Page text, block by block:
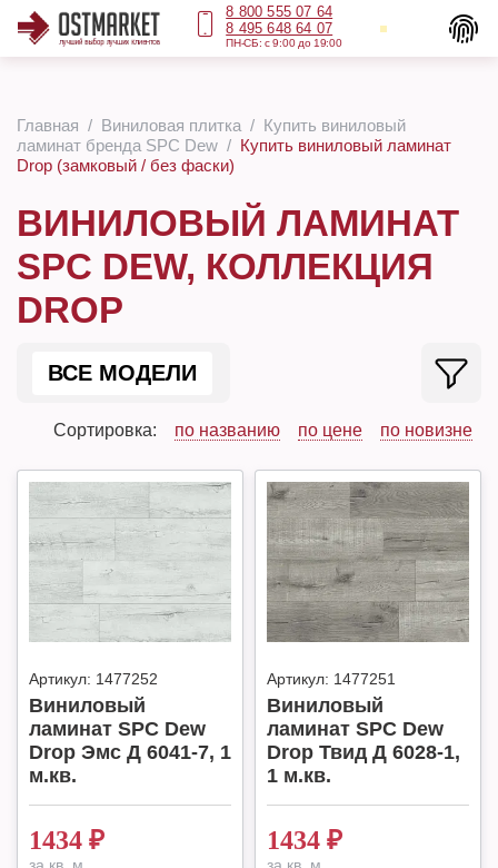
8 800 555 07 64
8 495 648 64 07
ПН-СБ: с 9:00 до 19:00
Главная Виниловая плитка
Купить виниловый
ламинат бренда SPC Dew
Купить виниловый ламинат
Drop (замковый / без фаски)
ВИНИЛОВЫЙ ЛАМИНАТ
SPC DEW, КОЛЛЕКЦИЯ
DROP
ВСЕ МОДЕЛИ
Сортировка: по названию по цене по новизне
Артикул: 1477252
Виниловый
ламинат SPC Dew
Drop Эмс Д 6041-7, 1
м.кв.
1434 ₽
Артикул: 1477251
Виниловый
ламинат SPC Dew
Drop Твид Д 6028-1,
1 м.кв.
1434 ₽